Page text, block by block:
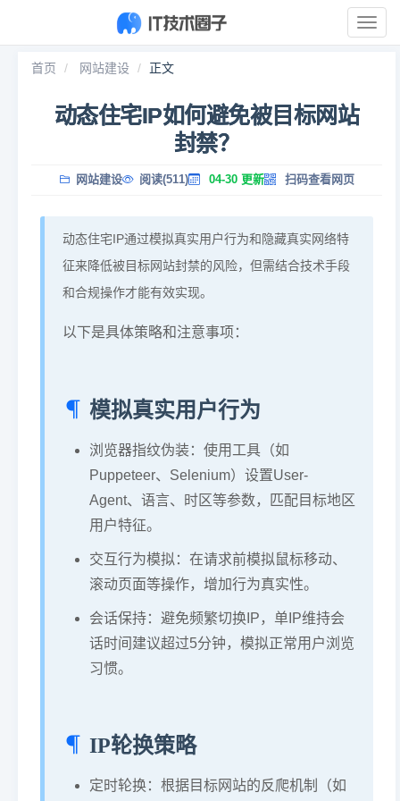
展
开
首页 网站建设 正文
动态住宅IP如何避免被目标网站
封禁？
网站建设 阅读(511) 04-30 更新 扫码查看网页
动态住宅IP通过模拟真实用户行为和隐藏真实网络特
征来降低被目标网站封禁的风险，但需结合技术手段
和合规操作才能有效实现。
以下是具体策略和注意事项：
模拟真实用户行为
浏览器指纹伪装：使用工具（如
Puppeteer、Selenium）设置User-
Agent、语言、时区等参数，匹配目标地区
用户特征。
交互行为模拟：在请求前模拟鼠标移动、
滚动页面等操作，增加行为真实性。
会话保持：避免频繁切换IP，单IP维持会
话时间建议超过5分钟，模拟正常用户浏览
习惯。
IP轮换策略
定时轮换：根据目标网站的反爬机制（如